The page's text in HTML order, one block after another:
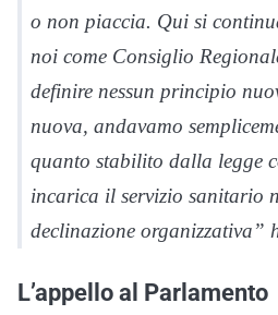
o non piaccia. Qui si
noi come Consiglio
definire nessun principio
nuova, andavamo
quanto stabilito dalla legge
incarica il servizio sanitario
declinazione organizzativa”
L’appello al Parlamento